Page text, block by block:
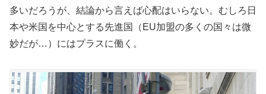
多いだろうが、結論から言えば心配はいらない。むしろ日
本や米国を中心とする先進国（EU加盟の多くの国々は微
妙だが…）にはプラスに働く。